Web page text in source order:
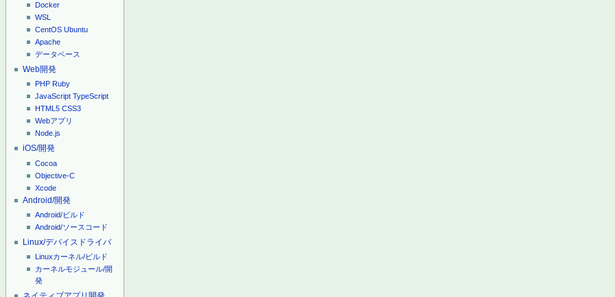
Docker
WSL
CentOS Ubuntu
Apache
データベース
Web開発
PHP Ruby
JavaScript TypeScript
HTML5 CSS3
Webアプリ
Node.js
iOS/開発
Cocoa
Objective-C
Xcode
Android/開発
Android/ビルド
Android/ソースコード
Linux/デバイスドライバ
Linuxカーネル/ビルド
カーネルモジュール/開
発